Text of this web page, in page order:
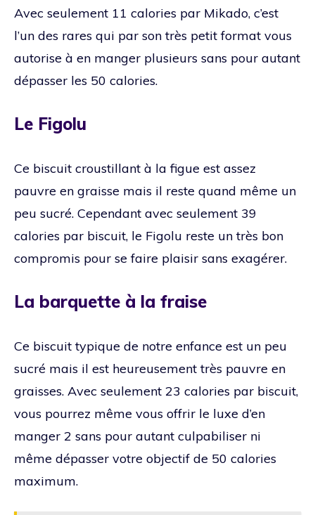
Avec seulement 11 calories par Mikado, c’est
l’un des rares qui par son très petit format vous
autorise à en manger plusieurs sans pour autant
dépasser les 50 calories.
Le Figolu
Ce biscuit croustillant à la figue est assez
pauvre en graisse mais il reste quand même un
peu sucré. Cependant avec seulement 39
calories par biscuit, le Figolu reste un très bon
compromis pour se faire plaisir sans exagérer.
La barquette à la fraise
Ce biscuit typique de notre enfance est un peu
sucré mais il est heureusement très pauvre en
graisses. Avec seulement 23 calories par biscuit,
vous pourrez même vous offrir le luxe d’en
manger 2 sans pour autant culpabiliser ni
même dépasser votre objectif de 50 calories
maximum.